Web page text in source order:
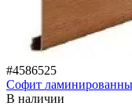
#4586525
Софит
В наличии